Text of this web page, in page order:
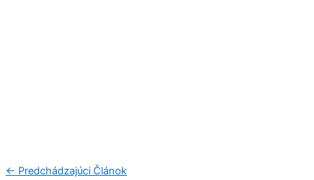
← Predchádzajúci Článok